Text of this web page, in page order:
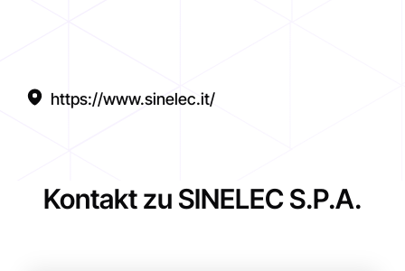
https://www.sinelec.it/
Kontakt zu SINELEC S.P.A.